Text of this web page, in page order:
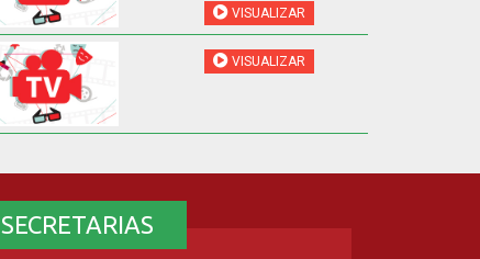
VISUALIZAR
VISUALIZAR
SECRETARIAS